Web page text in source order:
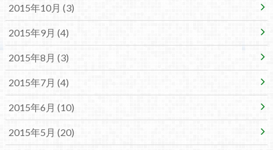
2015年10月 (3)
2015年9月 (4)
2015年8月 (3)
2015年7月 (4)
2015年6月 (10)
2015年5月 (20)